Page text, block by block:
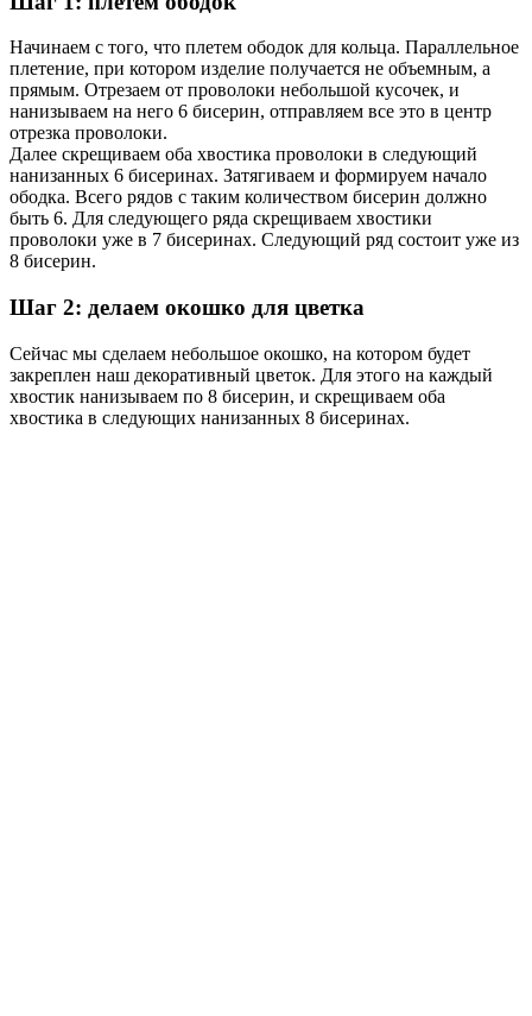
Начинаем с того, что плетем ободок для кольца. Параллельное
плетение, при котором изделие получается не объемным, а
прямым. Отрезаем от проволоки небольшой кусочек, и
нанизываем на него 6 бисерин, отправляем все это в центр
отрезка проволоки.
Далее скрещиваем оба хвостика проволоки в следующий
нанизанных 6 бисеринах. Затягиваем и формируем начало
ободка. Всего рядов с таким количеством бисерин должно
быть 6. Для следующего ряда скрещиваем хвостики
проволоки уже в 7 бисеринах. Следующий ряд состоит уже из
8 бисерин.
Шаг 2: делаем окошко для цветка
Сейчас мы сделаем небольшое окошко, на котором будет
закреплен наш декоративный цветок. Для этого на каждый
хвостик нанизываем по 8 бисерин, и скрещиваем оба
хвостика в следующих нанизанных 8 бисеринах.